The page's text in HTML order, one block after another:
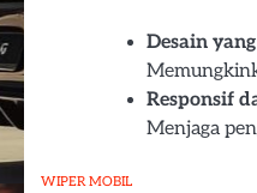
Desain
Responsif
Menjaga
WIPER MOBIL